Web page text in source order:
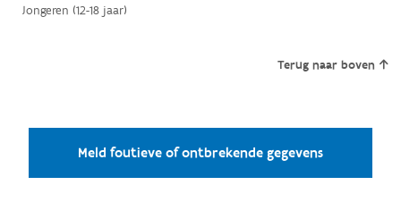
Jongeren (12-18 jaar)
Terug naar boven
Meld foutieve of ontbrekende gegevens